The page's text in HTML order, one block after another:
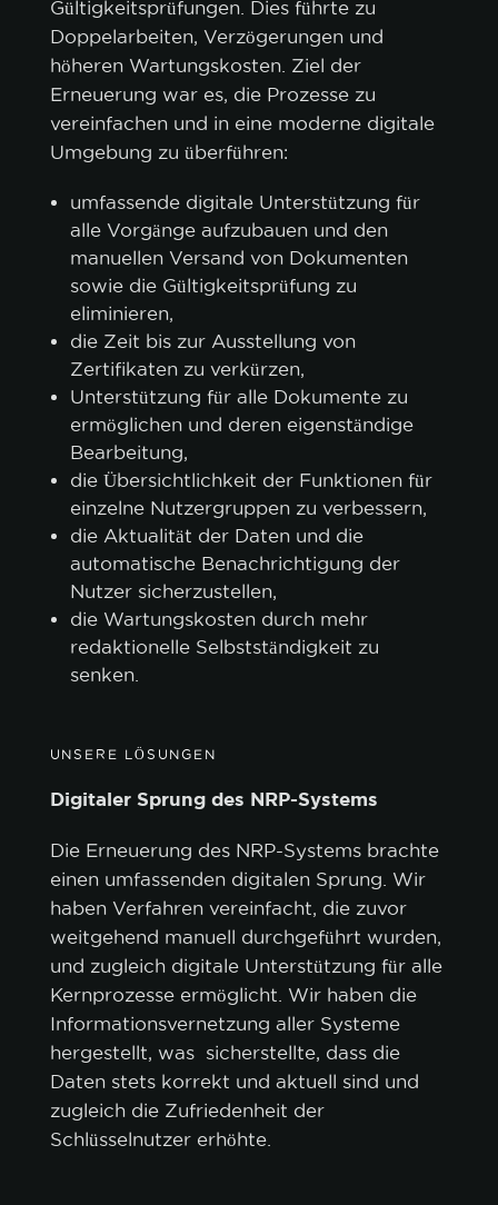
Gültigkeitsprüfungen. Dies führte zu
Doppelarbeiten, Verzögerungen und
höheren Wartungskosten. Ziel der
Erneuerung war es, die Prozesse zu
vereinfachen und in eine moderne digitale
Umgebung zu überführen:
umfassende digitale Unterstützung für
alle Vorgänge aufzubauen und den
manuellen Versand von Dokumenten
sowie die Gültigkeitsprüfung zu
eliminieren,
die Zeit bis zur Ausstellung von
Zertifikaten zu verkürzen,
Unterstützung für alle Dokumente zu
ermöglichen und deren eigenständige
Bearbeitung,
die Übersichtlichkeit der Funktionen für
einzelne Nutzergruppen zu verbessern,
die Aktualität der Daten und die
automatische Benachrichtigung der
Nutzer sicherzustellen,
die Wartungskosten durch mehr
redaktionelle Selbstständigkeit zu
senken.
UNSERE LÖSUNGEN
Digitaler Sprung des NRP-Systems
Die Erneuerung des NRP-Systems brachte
einen umfassenden digitalen Sprung. Wir
haben Verfahren vereinfacht, die zuvor
weitgehend manuell durchgeführt wurden,
und zugleich digitale Unterstützung für alle
Kernprozesse ermöglicht. Wir haben die
Informationsvernetzung aller Systeme
hergestellt, was sicherstellte, dass die
Daten stets korrekt und aktuell sind und
zugleich die Zufriedenheit der
Schlüsselnutzer erhöhte.